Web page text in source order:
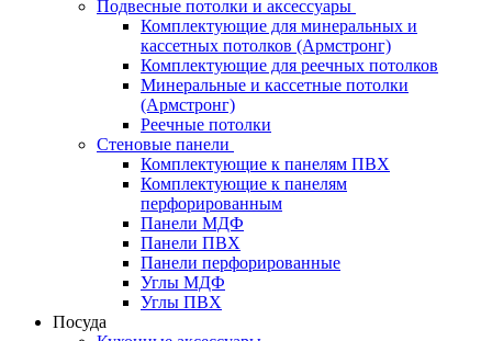
Подвесные потолки и аксессуары
Комплектующие для минеральных и
кассетных потолков (Армстронг)
Комплектующие для реечных потолков
Минеральные и кассетные потолки
(Армстронг)
Реечные потолки
Стеновые панели
Комплектующие к панелям ПВХ
Комплектующие к панелям
перфорированным
Панели МДФ
Панели ПВХ
Панели перфорированные
Углы МДФ
Углы ПВХ
Посуда